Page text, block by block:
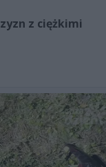
z ciężkimi